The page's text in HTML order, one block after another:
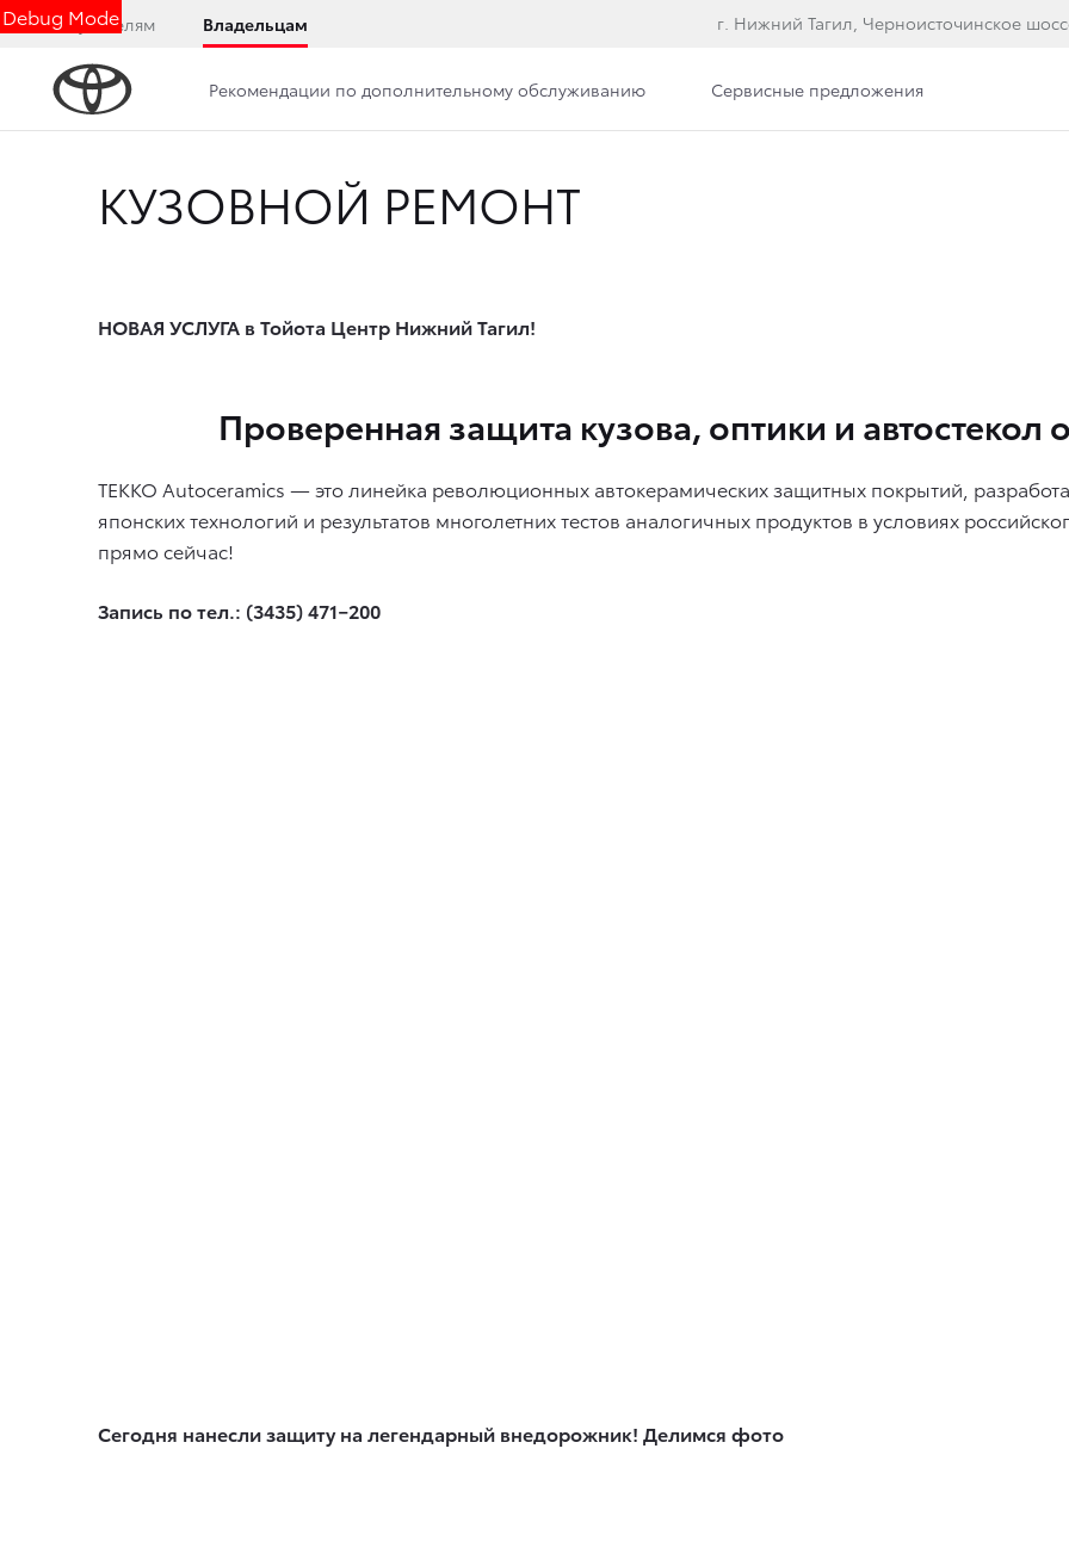
Debug Mode
Покупателям Владельцам г. Нижний Тагил, Черноисточинское
Рекомендации по дополнительному обслуживанию Сервисные предложения
КУЗОВНОЙ РЕМОНТ
НОВАЯ УСЛУГА в Тойота Центр Нижний Тагил!
Проверенная защита кузова, оптики и
TEKKO Autoceramics — это линейка революционных автокерамических защитных покрытий,
японских технологий и результатов многолетних тестов аналогичных продуктов в условиях
прямо сейчас!
Запись по тел.: (3435) 471−200
Сегодня нанесли защиту на легендарный внедорожник! Делимся фото